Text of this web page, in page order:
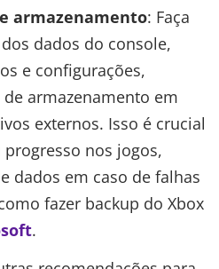
armazenamento: Faça
dados do console,
e configurações,
armazenamento em
externos. Isso é crucial
nos jogos,
dados em caso de falhas
fazer backup do Xbox
.